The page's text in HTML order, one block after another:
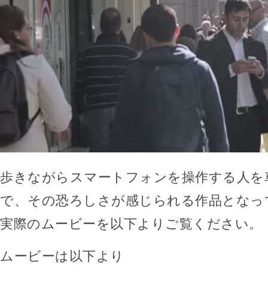
歩きながらスマートフォンを操作する人
で、その恐ろしさが感じられる作品とな
実際のムービーを以下よりご覧ください。
ムービーは以下より